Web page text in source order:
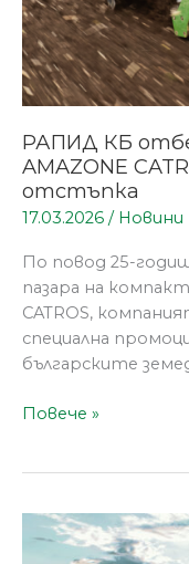
РАПИД КБ
AMAZONE
отстъпка
17.03.2026 / Новини
По повод 25-
пазара на
CATROS,
специална
българските
Повече »
години